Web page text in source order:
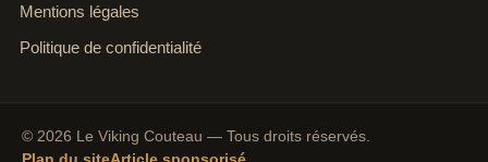
Mentions légales
Politique de confidentialité
© 2026 Le Viking Couteau — Tous droits réservés.
Plan du siteArticle sponsorisé